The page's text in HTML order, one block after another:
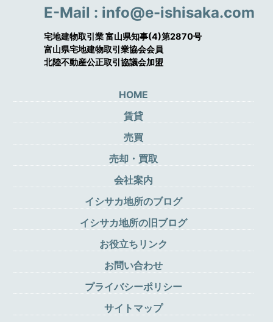
E-Mail : info@e-ishisaka.com
宅地建物取引業 富山県知事(4)第2870号
富山県宅地建物取引業協会会員
北陸不動産公正取引協議会加盟
HOME
賃貸
売買
売却・買取
会社案内
イシサカ地所のブログ
イシサカ地所の旧ブログ
お役立ちリンク
お問い合わせ
プライバシーポリシー
サイトマップ